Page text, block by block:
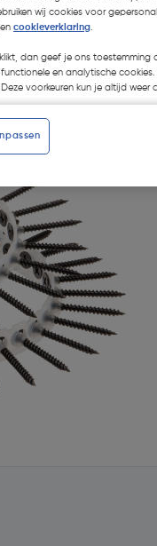
wij cookies voor
en cookieverklaring.
dan geef je ons
en analytische
voorkeuren kun je altijd weer